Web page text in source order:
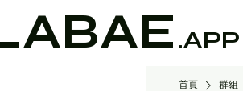
.APP
首頁 群組